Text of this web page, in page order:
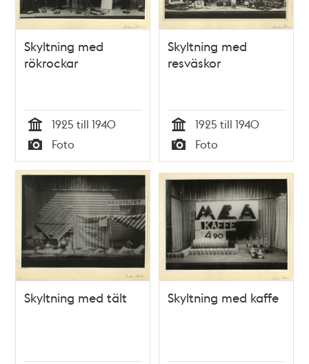
Skyltning med
rökrockar
Tid
1925 till 1940
Typ
Foto
Skyltning med
resväskor
Tid
1925 till 1940
Typ
Foto
Skyltning med tält Skyltning med kaffe